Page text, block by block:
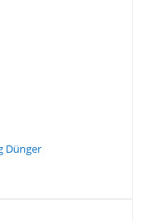
Dünger